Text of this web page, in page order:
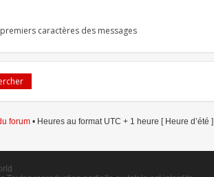
premiers caractères des messages
forum • Heures au format UTC + 1 heure [ Heure d’été ]